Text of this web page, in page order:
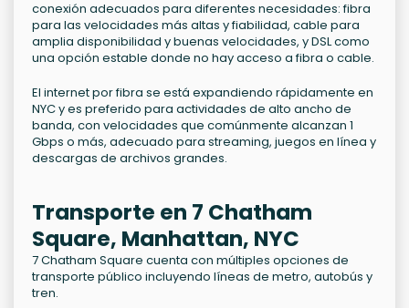
conexión adecuados para diferentes necesidades: fibra
para las velocidades más altas y fiabilidad, cable para
amplia disponibilidad y buenas velocidades, y DSL como
una opción estable donde no hay acceso a fibra o cable.
El internet por fibra se está expandiendo rápidamente en
NYC y es preferido para actividades de alto ancho de
banda, con velocidades que comúnmente alcanzan 1
Gbps o más, adecuado para streaming, juegos en línea y
descargas de archivos grandes.
Transporte en 7 Chatham
Square, Manhattan, NYC
7 Chatham Square cuenta con múltiples opciones de
transporte público incluyendo líneas de metro, autobús y
tren.